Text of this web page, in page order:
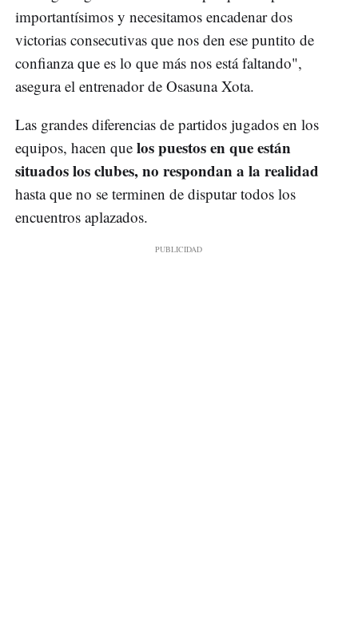
importantísimos y necesitamos encadenar dos
victorias consecutivas que nos den ese puntito de
confianza que es lo que más nos está faltando",
asegura el entrenador de Osasuna Xota.
Las grandes diferencias de partidos jugados en los
equipos, hacen que los puestos en que están
situados los clubes, no respondan a la realidad
hasta que no se terminen de disputar todos los
encuentros aplazados.